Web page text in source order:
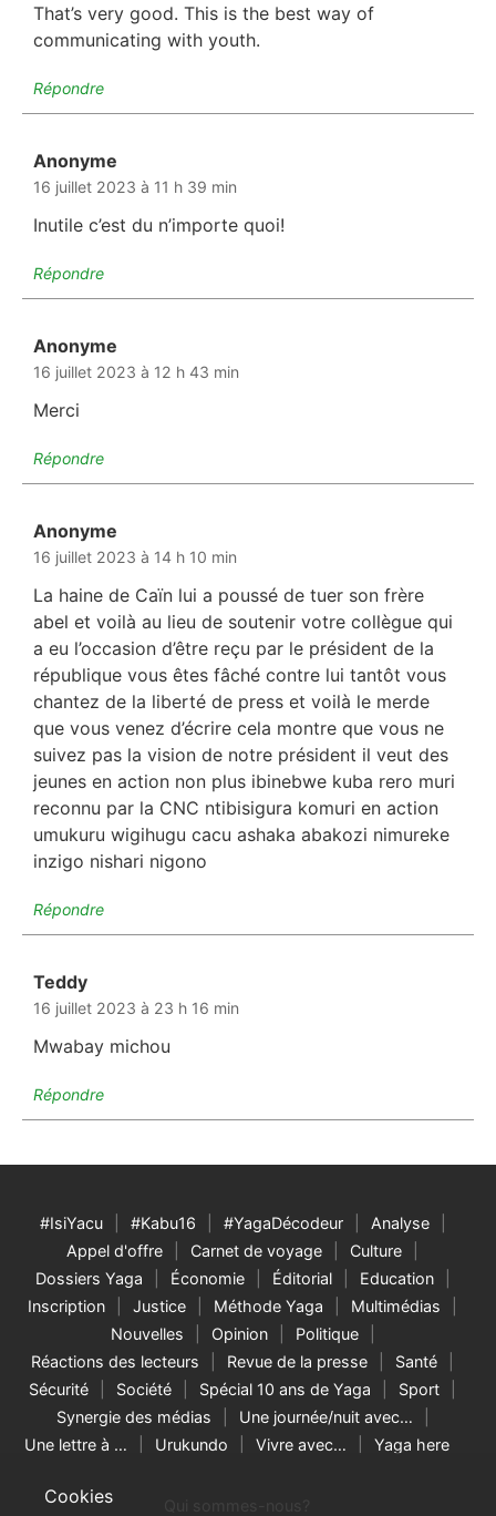
Cookies
That’s very good. This is the best way of
communicating with youth.
Répondre
Anonyme
16 juillet 2023 à 11 h 39 min
Inutile c’est du n’importe quoi!
Répondre
Anonyme
16 juillet 2023 à 12 h 43 min
Merci
Répondre
Anonyme
16 juillet 2023 à 14 h 10 min
La haine de Caïn lui a poussé de tuer son frère
abel et voilà au lieu de soutenir votre collègue qui
a eu l’occasion d’être reçu par le président de la
république vous êtes fâché contre lui tantôt vous
chantez de la liberté de press et voilà le merde
que vous venez d’écrire cela montre que vous ne
suivez pas la vision de notre président il veut des
jeunes en action non plus ibinebwe kuba rero muri
reconnu par la CNC ntibisigura komuri en action
umukuru wigihugu cacu ashaka abakozi nimureke
inzigo nishari nigono
Répondre
Teddy
16 juillet 2023 à 23 h 16 min
Mwabay michou
Répondre
#IsiYacu #Kabu16 #YagaDécodeur
Analyse
Appel d'offre
Carnet de voyage
Culture
Dossiers Yaga
Économie Éditorial
Education
Inscription
Justice Méthode Yaga
Multimédias
Nouvelles
Opinion
Politique
Réactions des lecteurs
Revue de la presse
Santé
Sécurité
Société Spécial 10 ans de Yaga
Sport
Synergie des médias
Une journée/nuit avec…
Une lettre à …
Urukundo Vivre avec… Yaga here